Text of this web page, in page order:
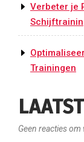
Verbeter je
Trainingen
Geen reacties om